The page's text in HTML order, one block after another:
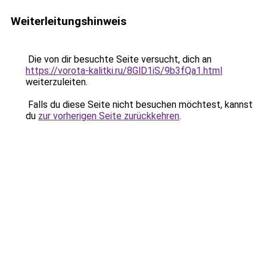
Weiterleitungshinweis
Die von dir besuchte Seite versucht, dich an
https://vorota-kalitki.ru/8GlD1iS/9b3fQa1.html
weiterzuleiten.
Falls du diese Seite nicht besuchen möchtest, kannst
du zur vorherigen Seite zurückkehren.